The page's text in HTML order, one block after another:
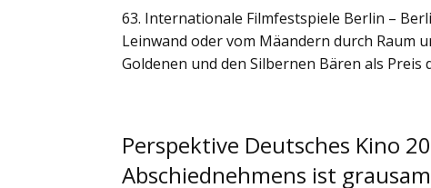
63. Internationale Filmfestspiele Berlin –
Leinwand oder vom Mäandern durch Raum
Goldenen und den Silbernen Bären als Preis
Perspektive Deutsches Kino
Abschiednehmens ist